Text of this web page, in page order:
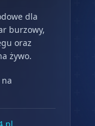
dla
burzowy,
oraz
żywo.